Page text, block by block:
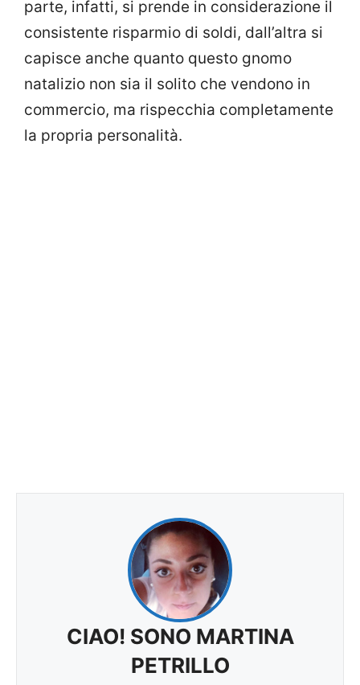
parte, infatti, si prende in considerazione il
consistente risparmio di soldi, dall’altra si
capisce anche quanto questo gnomo
natalizio non sia il solito che vendono in
commercio, ma rispecchia completamente
la propria personalità.
CIAO! SONO MARTINA
PETRILLO